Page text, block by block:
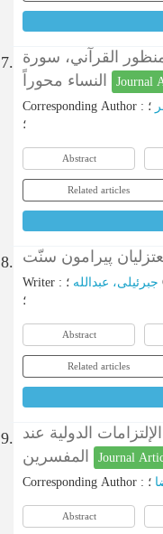
7. القرآني، سورة
Journal
Corresponding Author :
؛
Abstract
Related articles
8.
Writer : جبرئیلی، عبدالله
؛
Abstract
Related articles
9. الدولية عند
Journal
Corresponding Author :
Abstract